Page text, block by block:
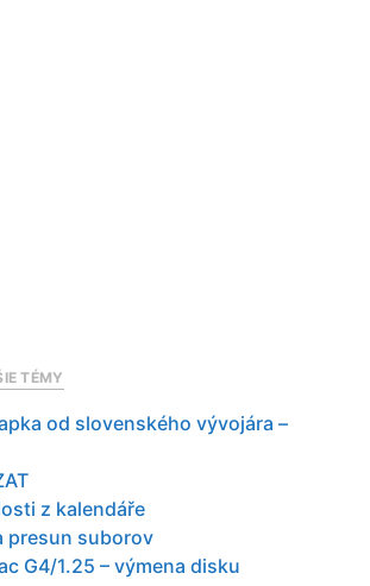
TÉMY
od slovenského vývojára –
z kalendáře
presun suborov
G4/1.25 – výmena disku